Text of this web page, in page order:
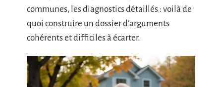
communes, les diagnostics détaillés : voilà de
quoi construire un dossier d’arguments
cohérents et difficiles à écarter.